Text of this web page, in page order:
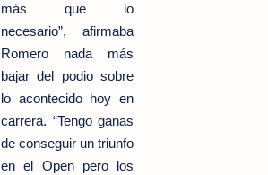
más que lo
necesario”, afirmaba
Romero nada más
bajar del podio sobre
lo acontecido hoy en
carrera. “Tengo ganas
de conseguir un triunfo
en el Open pero los